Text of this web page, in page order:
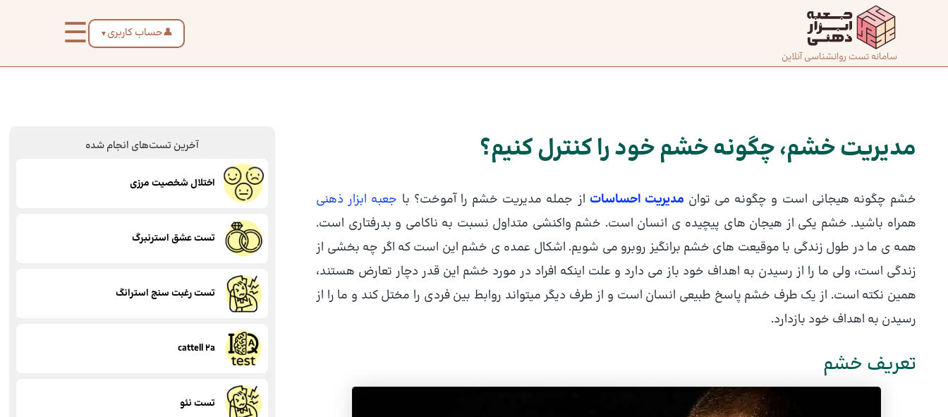
سامانه تست روانشناسی آنلاین
👤حساب کاربری ▼
☰
صفحه
ما
با ما
دسته‌بندی
تست‌ها
مدیریت خشم، چگونه خشم خود را کنترل کنیم؟
خشم چگونه هیجانی است و چگونه می توان مدیریت احساسات از جمله مدیریت خشم را آموخت؟ با جعبه ابزار ذهنی
همراه باشید. خشم یکی از هیجان های پیچیده ی انسان است. خشم واکنشی متداول نسبت به ناکامی و بدرفتاری است.
همه ی ما در طول زندگی با موقیعت های خشم برانگیز روبرو می شویم. اشکال عمده ی خشم این است که اگر چه بخشی از
زندگی است، ولی ما را از رسیدن به اهداف خود باز می دارد و علت اینکه افراد در مورد خشم این قدر دچار تعارض هستند،
همین نکته است. از یک طرف خشم پاسخ طبیعی انسان است و از طرف دیگر میتواند روابط بین فردی را مختل کند و ما را از
رسیدن به اهداف خود بازدارد.
تعریف خشم
پیمایش
آخرین تست‌های انجام شده
اختلال شخصیت مرزی
تست عشق استرنبرگ
تست رغبت سنج استرانگ
cattell 2a
تست نئو